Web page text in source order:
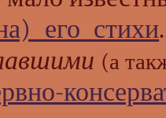
его стихи
(а